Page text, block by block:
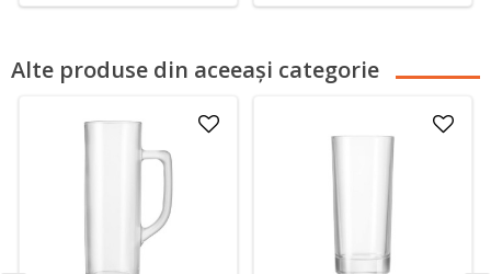
Alte produse din aceeași categorie